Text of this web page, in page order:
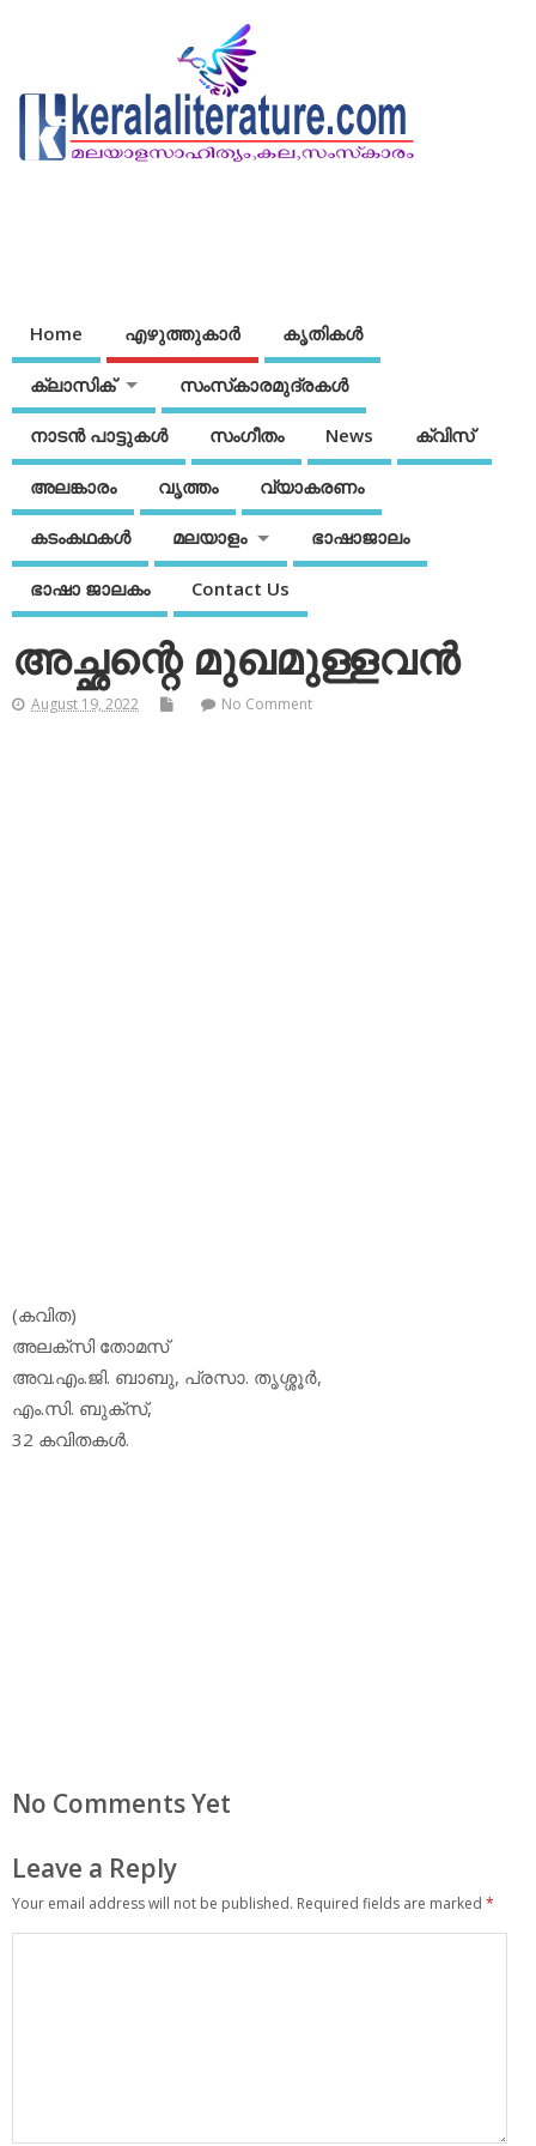
Home എഴുത്തുകാര്‍ കൃതികൾ
ക്ലാസിക് സംസ്‌കാരമുദ്രകള്‍
നാടന്‍ പാട്ടുകള്‍ സംഗീതം News ക്വിസ്
അലങ്കാരം വൃത്തം വ്യാകരണം
കടംകഥകള്‍ മലയാളം ഭാഷാജാലം
ഭാഷാ ജാലകം Contact Us
അച്ഛന്റെ മുഖമുള്ളവന്‍
August 19, 2022 No Comment
(കവിത)
അലക്‌സി തോമസ്
അവ.എം.ജി. ബാബു, പ്രസാ. തൃശ്ശൂര്‍,
എം.സി. ബുക്‌സ്,
32 കവിതകള്‍.
No Comments Yet
Leave a Reply
Your email address will not be published. Required fields are marked *